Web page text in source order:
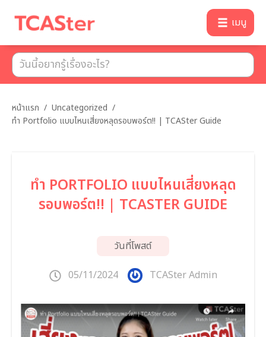
เมนู
หน้าแรก / Uncategorized /
ทำ Portfolio แบบไหนเสี่ยงหลุดรอบพอร์ต!! | TCASter Guide
ทำ PORTFOLIO แบบไหนเสี่ยงหลุด
รอบพอร์ต!! | TCASTER GUIDE
วันที่โพสต์
05/11/2024 TCASter Admin